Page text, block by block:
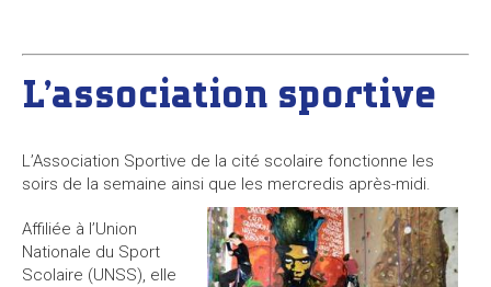
L’association sportive
L’Association Sportive de la cité scolaire fonctionne les
soirs de la semaine ainsi que les mercredis après-midi.
Affiliée à l’Union
Nationale du Sport
Scolaire (UNSS), elle